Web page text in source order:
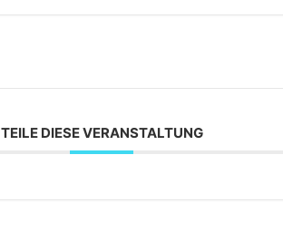
TEILE DIESE VERANSTALTUNG